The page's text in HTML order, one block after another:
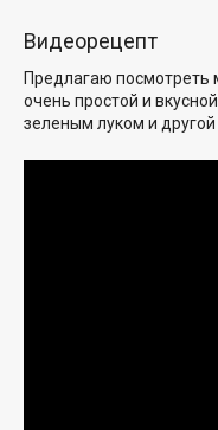
Видеорецепт
Предлагаю посмотреть
очень простой и
зеленым луком и другой